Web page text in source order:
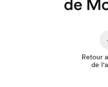
Retour
de